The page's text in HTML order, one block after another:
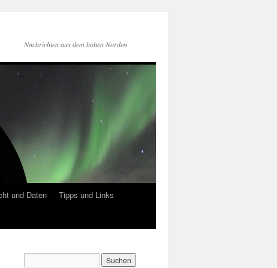
Nachrichten aus dem hohen Norden
und Daten
Tipps und Links